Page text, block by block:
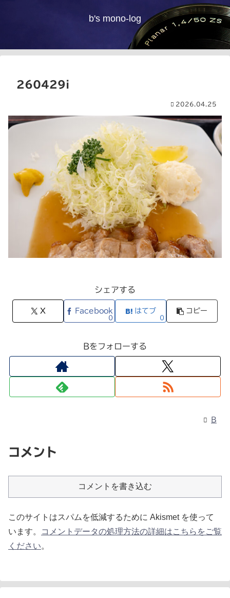
b's mono-log
260429i
2026.04.25
シェアする
X Facebook
0
はてブ
0
コピー
Bをフォローする
B
コメント
コメントを書き込む
このサイトはスパムを低減するために Akismet を使って
います。
コメントデータの処理方法の詳細はこちらをご覧
ください。